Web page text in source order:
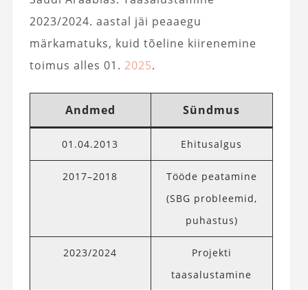
2023/2024. aastal jäi peaaegu
märkamatuks, kuid tõeline kiirenemine
toimus alles 01. 2025.
Andmed Sündmus
01.04.2013 Ehitusalgus
2017–2018
Tööde peatamine
(SBG probleemid,
puhastus)
2023/2024
Projekti
taasalustamine